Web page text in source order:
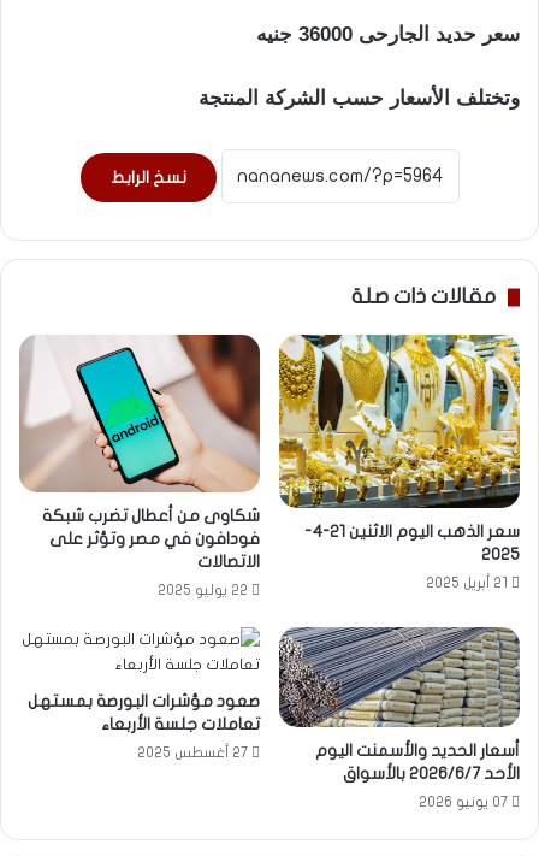
سعر حديد الجارحى 36000 جنيه
وتختلف الأسعار حسب الشركة المنتجة
نسخ الرابط
مقالات ذات صلة
سعر الذهب اليوم الاثنين 21-4-
2025
21 أبريل 2025
شكاوى من أعطال تضرب شبكة
فودافون في مصر وتؤثر على
الاتصالات
22 يوليو 2025
أسعار الحديد والأسمنت اليوم
الأحد 2026/6/7 بالأسواق
07 يونيو 2026
صعود مؤشرات البورصة بمستهل
تعاملات جلسة الأربعاء
27 أغسطس 2025